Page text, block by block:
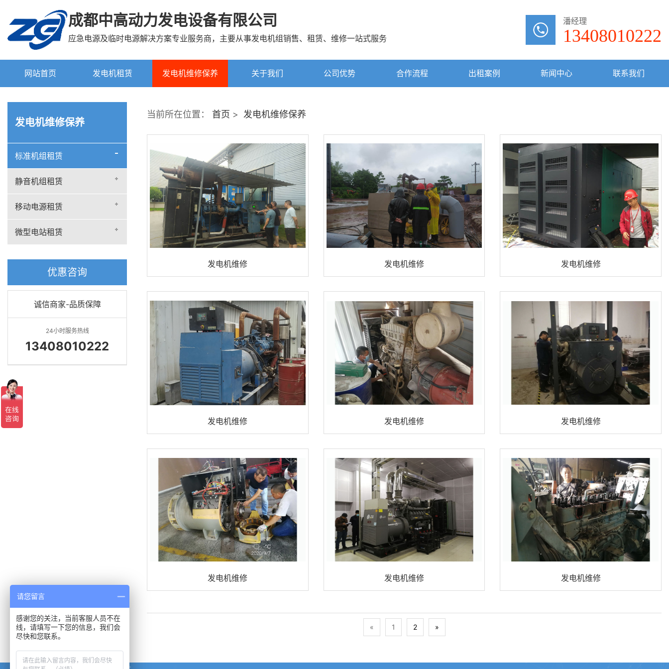
成都中高动力发电设备有限公司
应急电源及临时电源解决方案专业服务商，主要从事发电机组销售、租赁、维修一站式服务
潘经理
13408010222
网站首页 发电机租赁
微型电站租赁
发电机维修保养 关于我们 公司优势 合作流程 出租案例 新闻中心 联系我们
发电机维修保养
标准机组租赁
静音机组租赁
移动电源租赁
微型电站租赁
优惠咨询
诚信商家-品质保障
24小时服务热线
13408010222
当前所在位置： 首页 > 发电机维修保养
发电机维修 发电机维修 发电机维修
发电机维修 发电机维修 发电机维修
发电机维修 发电机维修 发电机维修
« 1 2 »
请您留言
感谢您的关注，当前客服人员不在
线，请填写一下您的信息，我们会
尽快和您联系。